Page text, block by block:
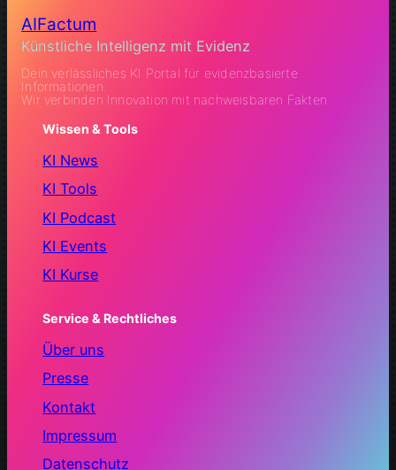
AIFactum
Künstliche Intelligenz mit Evidenz
Dein verlässliches KI Portal für evidenzbasierte
Informationen.
Wir verbinden Innovation mit nachweisbaren Fakten.
Wissen & Tools
KI News
KI Tools
KI Podcast
KI Events
KI Kurse
Service & Rechtliches
Über uns
Presse
Kontakt
Impressum
Datenschutz